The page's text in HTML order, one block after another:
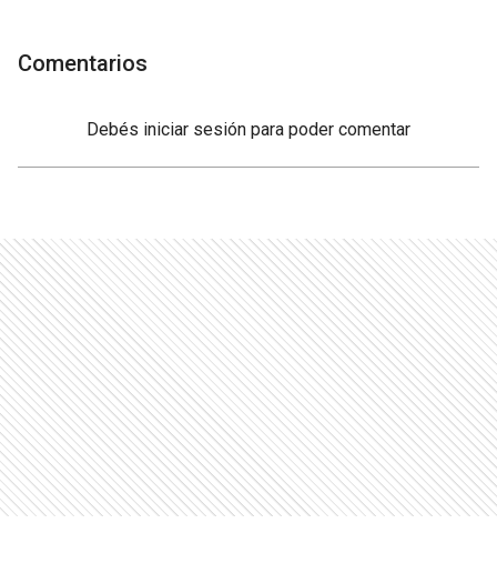
Comentarios
Debés iniciar sesión para poder comentar